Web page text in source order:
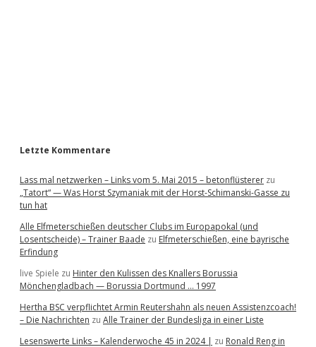
Letzte Kommentare
Lass mal netzwerken – Links vom 5. Mai 2015 – betonflüsterer zu
„Tatort“ — Was Horst Szymaniak mit der Horst-Schimanski-Gasse zu
tun hat
Alle Elfmeterschießen deutscher Clubs im Europapokal (und
Losentscheide) – Trainer Baade zu Elfmeterschießen, eine bayrische
Erfindung
live Spiele zu Hinter den Kulissen des Knallers Borussia
Mönchengladbach — Borussia Dortmund … 1997
Hertha BSC verpflichtet Armin Reutershahn als neuen Assistenzcoach!
– Die Nachrichten zu Alle Trainer der Bundesliga in einer Liste
Lesenswerte Links – Kalenderwoche 45 in 2024 | zu Ronald Reng in